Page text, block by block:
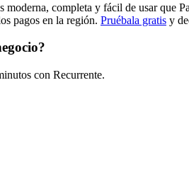
moderna, completa y fácil de usar que
pagos en la región. Pruébala gratis y
con Recurrente.